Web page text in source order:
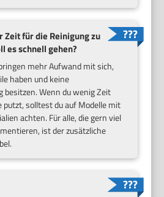
Zeit für die Reinigung zu
es schnell gehen?
mehr Aufwand mit sich,
haben und keine
Wenn du wenig Zeit
putzt, solltest du auf Modelle mit
achten. Für alle, die gern viel
ist der zusätzliche